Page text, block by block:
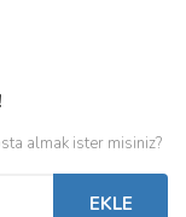
almak ister misiniz?
EKLE